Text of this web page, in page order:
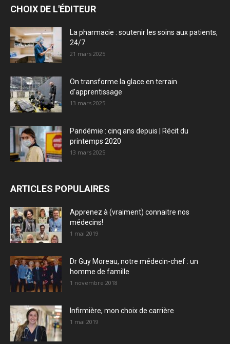
CHOIX DE L'ÉDITEUR
La pharmacie : soutenir les soins aux patients,
24/7
21 mars 2025
On transforme la glace en terrain
d’apprentissage
13 mars 2025
Pandémie : cinq ans depuis | Récit du
printemps 2020
13 mars 2025
ARTICLES POPULAIRES
Apprenez à (vraiment) connaitre nos
médecins!
1 mai 2019
Dr Guy Moreau, notre médecin-chef : un
homme de famille
1 novembre 2018
Infirmière, mon choix de carrière
1 mai 2019